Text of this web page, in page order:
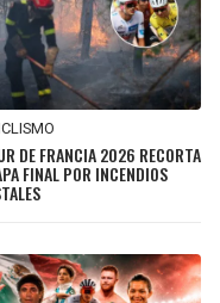
DE FRANCIA 2026 RECORTA
FINAL POR INCENDIOS